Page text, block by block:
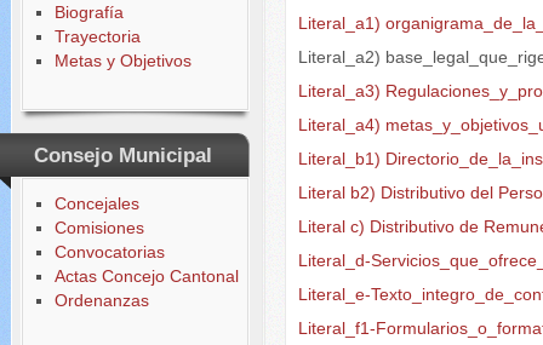
Biografía
Trayectoria
Metas y Objetivos
Consejo Municipal
Concejales
Comisiones
Convocatorias
Actas Concejo Cantonal
Ordenanzas
Literal_a1)
Literal_a2)
Literal_a3)
Literal_a4)
Literal_b1)
Literal b2) Distributivo del
Literal c) Distributivo de
Literal_d-
Literal_e-
Literal_f1-